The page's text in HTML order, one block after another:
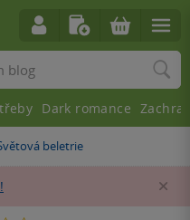
beletrie
Dark romance